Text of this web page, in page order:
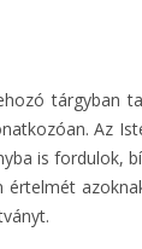
tárgyban
Az
is fordulok,